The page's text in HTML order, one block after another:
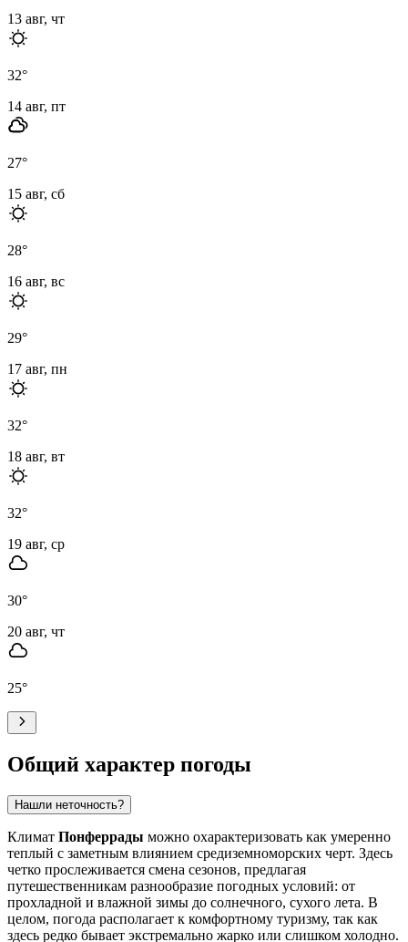
13 авг, чт
32°
14 авг, пт
27°
15 авг, сб
28°
16 авг, вс
29°
17 авг, пн
32°
18 авг, вт
32°
19 авг, ср
30°
20 авг, чт
25°
Общий характер погоды
Нашли неточность?
Климат Понферрады можно охарактеризовать как умеренно
теплый с заметным влиянием средиземноморских черт. Здесь
четко прослеживается смена сезонов, предлагая
путешественникам разнообразие погодных условий: от
прохладной и влажной зимы до солнечного, сухого лета. В
целом, погода располагает к комфортному туризму, так как
здесь редко бывает экстремально жарко или слишком холодно.